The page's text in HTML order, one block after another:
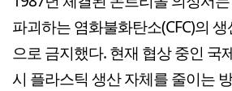
파괴하는 염화불화탄소(CFC)의
으로 금지했다. 현재 협상 중인 국
시 플라스틱 생산 자체를 줄이는